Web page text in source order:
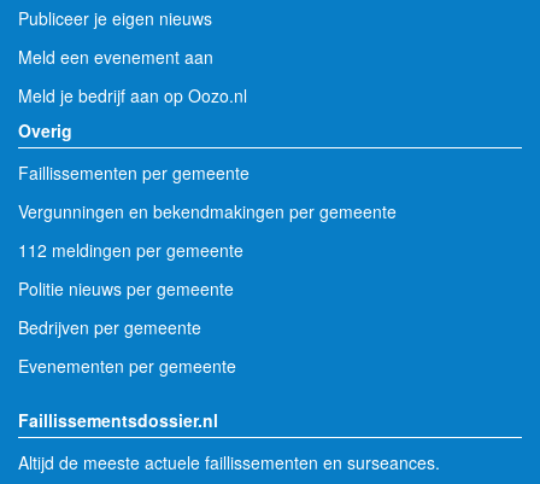
Publiceer je eigen nieuws
Meld een evenement aan
Meld je bedrijf aan op Oozo.nl
Overig
Faillissementen per gemeente
Vergunningen en bekendmakingen per gemeente
112 meldingen per gemeente
Politie nieuws per gemeente
Bedrijven per gemeente
Evenementen per gemeente
Faillissementsdossier.nl
Altijd de meeste actuele faillissementen en surseances.